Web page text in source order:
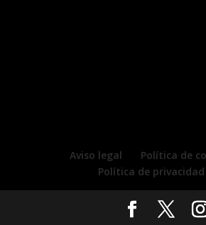
Aviso legal
Política de
Política de privacidad